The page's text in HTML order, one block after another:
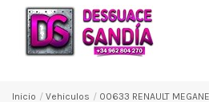
Inicio Vehiculos 00633 RENAULT